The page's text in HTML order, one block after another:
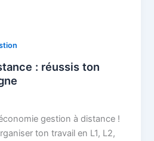
: réussis ton
gestion à distance !
ton travail en L1, L2,